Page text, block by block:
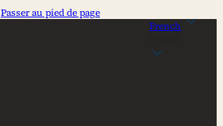
Passer au pied de page
French